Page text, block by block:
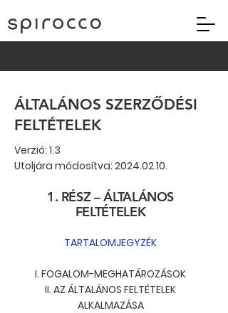
ÁLTALÁNOS SZERZŐDÉSI
FELTÉTELEK
Verzió: 1.3
Utoljára módosítva: 2024.02.10.
1. RÉSZ – ÁLTALÁNOS
FELTÉTELEK
TARTALOMJEGYZÉK
I. FOGALOM-MEGHATÁROZÁSOK
II. AZ ÁLTALÁNOS FELTÉTELEK
ALKALMAZÁSA